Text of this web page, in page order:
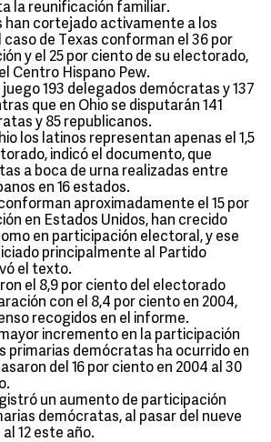
la reunificación familiar.
han cortejado activamente a los
caso de Texas conforman el 36 por
y el 25 por ciento de su electorado,
Centro Hispano Pew.
193 delegados demócratas y 137
que en Ohio se disputarán 141
y 85 republicanos.
los latinos representan apenas el 1,5
indicó el documento, que
a boca de urna realizadas entre
en 16 estados.
aproximadamente el 15 por
en Estados Unidos, han crecido
en participación electoral, y ese
principalmente al Partido
el texto.
el 8,9 por ciento del electorado
con el 8,4 por ciento en 2004,
recogidos en el informe.
incremento en la participación
primarias demócratas ha ocurrido en
del 16 por ciento en 2004 al 30
un aumento de participación
demócratas, al pasar del nueve
12 este año.